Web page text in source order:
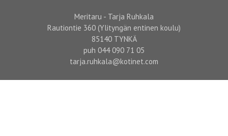
Meritaru - Tarja Ruhkala
Rautiontie 360 (Ylityngän entinen koulu)
85140 TYNKÄ
puh 044 090 71 05
tarja.ruhkala@kotinet.com